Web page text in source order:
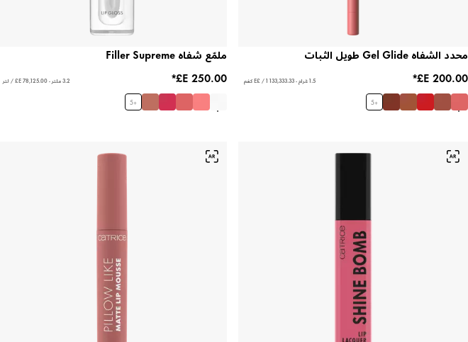
محدد الشفاه Gel Glide طويل الثبات
1.5 غرام - ‏133,333.33 E£ / 1 كغم
+
5
ملمّع شفاه Filler Supreme
3.2 ملتر - ‏78,125.00 E£ / لتر
+
5